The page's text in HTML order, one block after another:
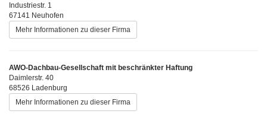
Industriestr. 1
67141 Neuhofen
Mehr Informationen zu dieser Firma
AWO-Dachbau-Gesellschaft mit beschränkter Haftung
Daimlerstr. 40
68526 Ladenburg
Mehr Informationen zu dieser Firma